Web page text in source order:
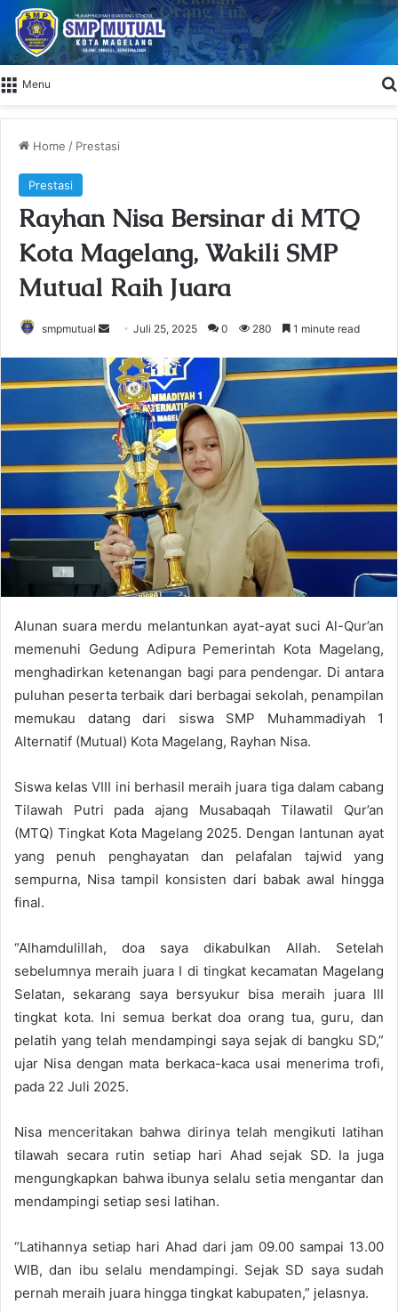
Menu
Home / Prestasi
Prestasi
Rayhan Nisa Bersinar di MTQ
Kota Magelang, Wakili SMP
Mutual Raih Juara
smpmutual
n
d
a
n
m
a
i
l
Juli 25, 2025 0 280 1 minute read
Alunan suara merdu melantunkan ayat-ayat suci Al-Qur’an
memenuhi Gedung Adipura Pemerintah Kota Magelang,
menghadirkan ketenangan bagi para pendengar. Di antara
puluhan peserta terbaik dari berbagai sekolah, penampilan
memukau datang dari siswa SMP Muhammadiyah 1
Alternatif (Mutual) Kota Magelang, Rayhan Nisa.
Siswa kelas VIII ini berhasil meraih juara tiga dalam cabang
Tilawah Putri pada ajang Musabaqah Tilawatil Qur’an
(MTQ) Tingkat Kota Magelang 2025. Dengan lantunan ayat
yang penuh penghayatan dan pelafalan tajwid yang
sempurna, Nisa tampil konsisten dari babak awal hingga
final.
“Alhamdulillah, doa saya dikabulkan Allah. Setelah
sebelumnya meraih juara I di tingkat kecamatan Magelang
Selatan, sekarang saya bersyukur bisa meraih juara III
tingkat kota. Ini semua berkat doa orang tua, guru, dan
pelatih yang telah mendampingi saya sejak di bangku SD,”
ujar Nisa dengan mata berkaca-kaca usai menerima trofi,
pada 22 Juli 2025.
Nisa menceritakan bahwa dirinya telah mengikuti latihan
tilawah secara rutin setiap hari Ahad sejak SD. Ia juga
mengungkapkan bahwa ibunya selalu setia mengantar dan
mendampingi setiap sesi latihan.
“Latihannya setiap hari Ahad dari jam 09.00 sampai 13.00
WIB, dan ibu selalu mendampingi. Sejak SD saya sudah
pernah meraih juara hingga tingkat kabupaten,” jelasnya.